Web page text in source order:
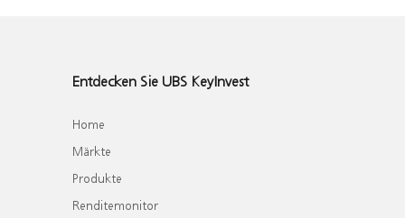
Entdecken Sie UBS KeyInvest
Home
Märkte
Produkte
Renditemonitor